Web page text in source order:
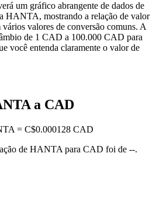
um gráfico abrangente de dados de
HANTA, mostrando a relação de valor
valores de conversão comuns. A
de 1 CAD a 100.000 CAD para
você entenda claramente o valor de
a CAD
= C$0.000128 CAD
de HANTA para CAD foi de --.